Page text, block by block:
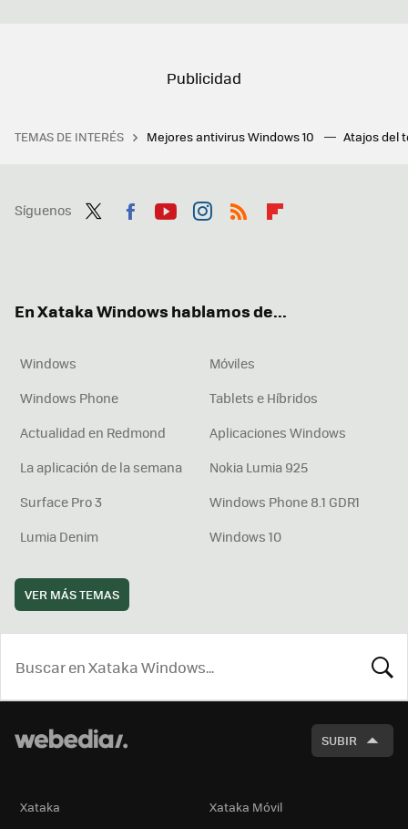
TEMAS DE INTERÉS Mejores antivirus Windows 10 Atajos del
Síguenos
En Xataka Windows hablamos de...
Windows
Móviles
Windows Phone
Tablets e Híbridos
Actualidad en Redmond
Aplicaciones Windows
La aplicación de la semana
Nokia Lumia 925
Surface Pro 3
Windows Phone 8.1 GDR1
Lumia Denim
Windows 10
VER MÁS TEMAS
SUBIR
Xataka
Xataka Móvil